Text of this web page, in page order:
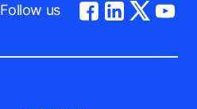
Follow us